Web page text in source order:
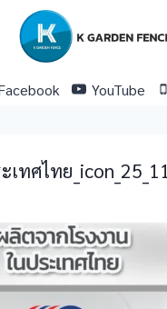
YouTube
ทศไทย